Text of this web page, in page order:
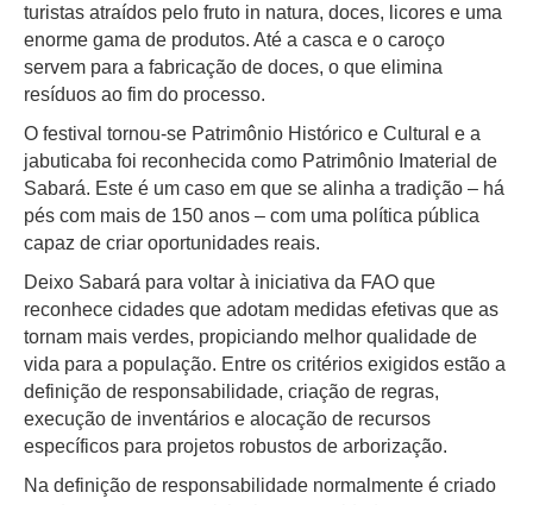
turistas atraídos pelo fruto in natura, doces, licores e uma
enorme gama de produtos. Até a casca e o caroço
servem para a fabricação de doces, o que elimina
resíduos ao fim do processo.
O festival tornou-se Patrimônio Histórico e Cultural e a
jabuticaba foi reconhecida como Patrimônio Imaterial de
Sabará. Este é um caso em que se alinha a tradição – há
pés com mais de 150 anos – com uma política pública
capaz de criar oportunidades reais.
Deixo Sabará para voltar à iniciativa da FAO que
reconhece cidades que adotam medidas efetivas que as
tornam mais verdes, propiciando melhor qualidade de
vida para a população. Entre os critérios exigidos estão a
definição de responsabilidade, criação de regras,
execução de inventários e alocação de recursos
específicos para projetos robustos de arborização.
Na definição de responsabilidade normalmente é criado